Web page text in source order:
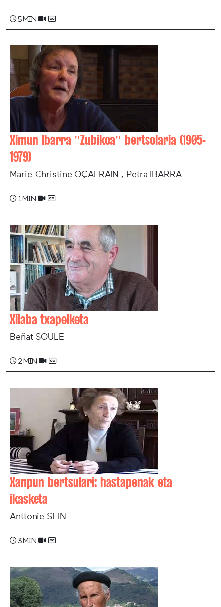
5 min
Ximun Ibarra "Zubikoa" bertsolaria (1905-
1979)
Marie-Christine OÇAFRAIN , Petra IBARRA
1 min
Xilaba txapelketa
Beñat SOULE
2 min
Xanpun bertsulari: hastapenak eta
ikasketa
Anttonie SEIN
3 min